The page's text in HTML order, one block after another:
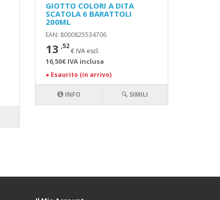
GIOTTO COLORI A DITA
SCATOLA 6 BARATTOLI
200ML
EAN: 8000825534706
13 ,52
€ IVA escl.
16,50€ IVA inclusa
● Esaurito (in arrivo)
INFO 🔍 SIMILI